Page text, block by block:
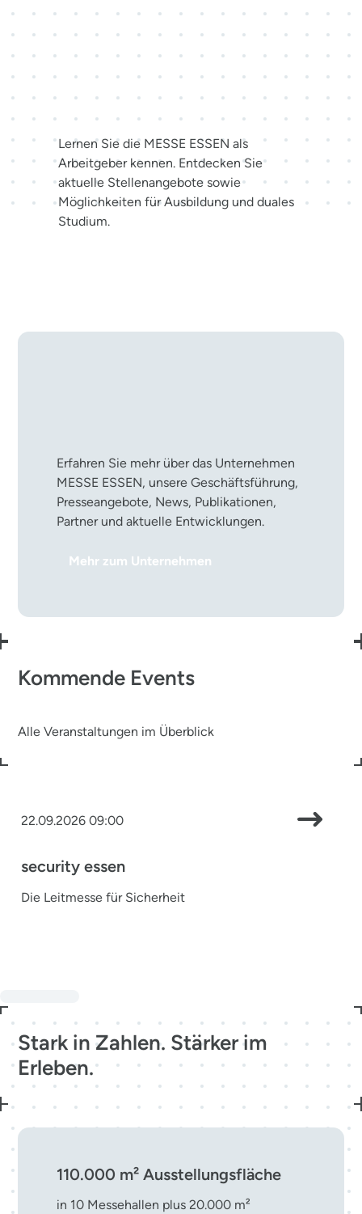
Karriere bei der MESSE
Lernen Sie die MESSE ESSEN als
Arbeitgeber kennen. Entdecken Sie
aktuelle Stellenangebote sowie
Möglichkeiten für Ausbildung und duales
Studium.
Erfahren Sie mehr über das Unternehmen
MESSE ESSEN, unsere Geschäftsführung,
Presseangebote, News, Publikationen,
Partner und aktuelle Entwicklungen.
Mehr zum Unternehmen
Kommende Events
Alle Veranstaltungen im Überblick
22.09.2026 09:00
security essen
Die Leitmesse für Sicherheit
Stark in Zahlen. Stärker im
Erleben.
110.000 m² Ausstellungsfläche
in 10 Messehallen plus 20.000 m²